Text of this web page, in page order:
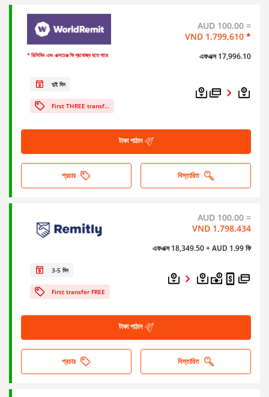
* রিসিভিং এবং এক্সচেঞ্জ ফি প্রযোজ্য হতে পারে
AUD 100.00 =
VND 1,799,610 *
এফএক্স 17,996.10
দুই দিন
First THREE transfers FREE
টাকা পাঠান
প্রচার বিস্তারিত
AUD 100.00 =
VND 1,798,434
এফএক্স 18,349.50+ AUD 1.99 ফি
3-5 দিন
First transfer FREE
টাকা পাঠান
প্রচার বিস্তারিত